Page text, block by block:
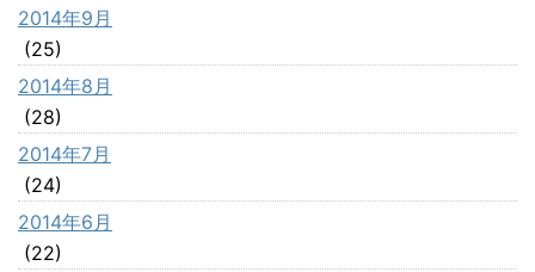
2014年9月
(25)
2014年8月
(28)
2014年7月
(24)
2014年6月
(22)